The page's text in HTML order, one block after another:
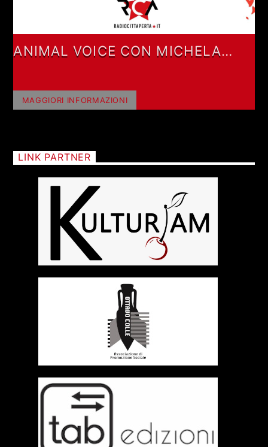
ANIMAL VOICE CON MICHELA
MAGGIORI INFORMAZIONI
LINK PARTNER